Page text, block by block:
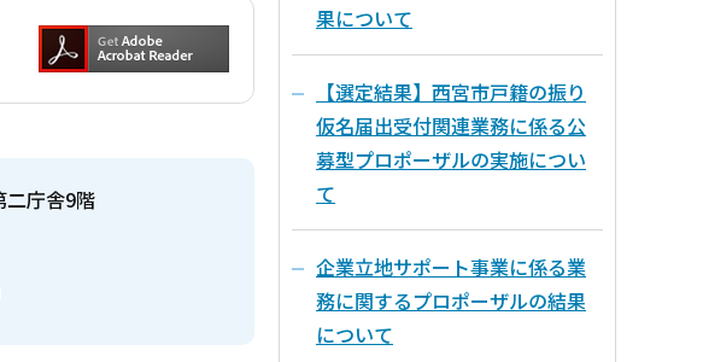
二庁舎9階
果について
【選定結果】西宮市戸籍の振り
仮名届出受付関連業務に係る公
募型プロポーザルの実施につい
て
企業立地サポート事業に係る業
務に関するプロポーザルの結果
について